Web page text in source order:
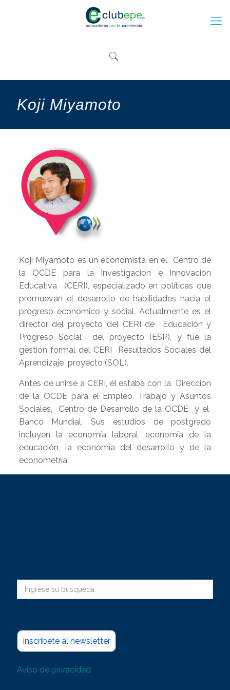
Koji Miyamoto
Koji Miyamoto es un economista en el Centro de
la OCDE para la Investigación e Innovación
Educativa (CERI), especializado en políticas que
promuevan el desarrollo de habilidades hacia el
progreso económico y social. Actualmente es el
director del proyecto del CERI de Educación y
Progreso Social del proyecto (ESP), y fue la
gestión formal del CERI Resultados Sociales del
Aprendizaje proyecto (SOL).
Antes de unirse a CERI, él estaba con la Dirección
de la OCDE para el Empleo, Trabajo y Asuntos
Sociales, Centro de Desarrollo de la OCDE y el
Banco Mundial. Sus estudios de postgrado
incluyen la economía laboral, economía de la
educación, la economía del desarrollo y de la
econometría.
Inscribete al newsletter
Aviso de privacidad